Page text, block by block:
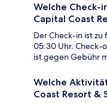
Welche Check-
Capital Coast
Der Check-in ist
05:30 Uhr. Check-
ist gegen Gebühr
Welche
Coast Resort &